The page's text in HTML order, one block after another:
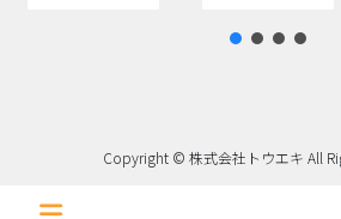
Copyright © 株式会社トウエキ All